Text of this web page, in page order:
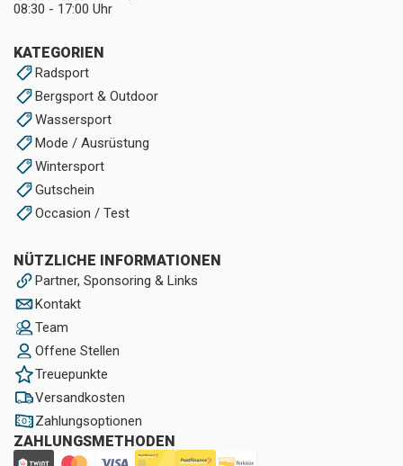
KATEGORIEN
Radsport
Bergsport & Outdoor
Wassersport
Mode / Ausrüstung
Wintersport
Gutschein
Occasion / Test
NÜTZLICHE INFORMATIONEN
Partner, Sponsoring & Links
Kontakt
Team
Offene Stellen
Treuepunkte
Versandkosten
Zahlungsoptionen
ZAHLUNGSMETHODEN
08:30 - 17:00 Uhr